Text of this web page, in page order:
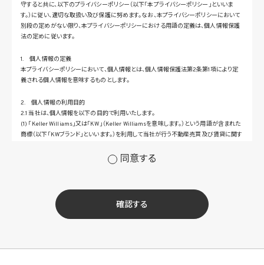
守すると共に、以下のプライバシーポリシー（以下「本プライバシーポリシー」といいま
す。）に従い、適切な取扱い及び保護に努めます。なお、本プライバシーポリシーにおいて
別段の定めがない限り、本プライバシーポリシーにおける用語の定義は、個人情報保護
法の定めに従います。
1. 個人情報の定義
本プライバシーポリシーにおいて、個人情報とは、個人情報保護法第2条第1項により定
義される個人情報を意味するものとします。
2. 個人情報の利用目的
2.1 当社は、個人情報を以下の目的で利用いたします。
(1) 「Keller Williams」又は「KW」（Keller Williamsを意味します。）という用語が含まれた
商標（以下「KWブランド」といいます。）を利用して当社が行う不動産売買及び賃貸に関す
(2) 当社サービス及び当社がKWブランドのライセンスを行う対象となる事業者（サブラ
せ等への対応のため
(3) 当社の商品、サービス等のご案内のため
(4) 当社サービスに関する当社の規約、ポリシー等（以下「規約等」といいます。）に違反す
る行為に対する対応のため
の開発等に役立てるため
同意する
確認する